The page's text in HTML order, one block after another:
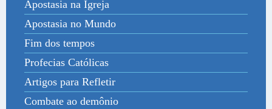
Apostasia na Igreja
Apostasia no Mundo
Fim dos tempos
Profecias Católicas
Artigos para Refletir
Combate ao demônio